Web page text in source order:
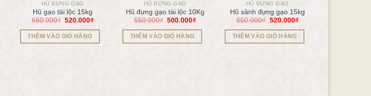
HŨ ĐỰNG GẠO
Hũ gạo tài lộc 15kg
650.000₫ 520.000₫
THÊM VÀO GIỎ HÀNG
HŨ ĐỰNG GẠO
Hũ đựng gạo tài lộc 10Kg
550.000₫ 500.000₫
THÊM VÀO GIỎ HÀNG
HŨ ĐỰNG GẠO
Hũ sành đựng gạo 15kg
650.000₫ 520.000₫
THÊM VÀO GIỎ HÀNG